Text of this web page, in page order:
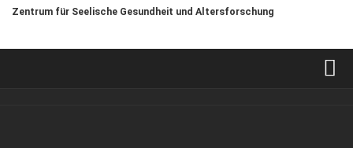
Zentrum für Seelische Gesundheit und Altersforschung